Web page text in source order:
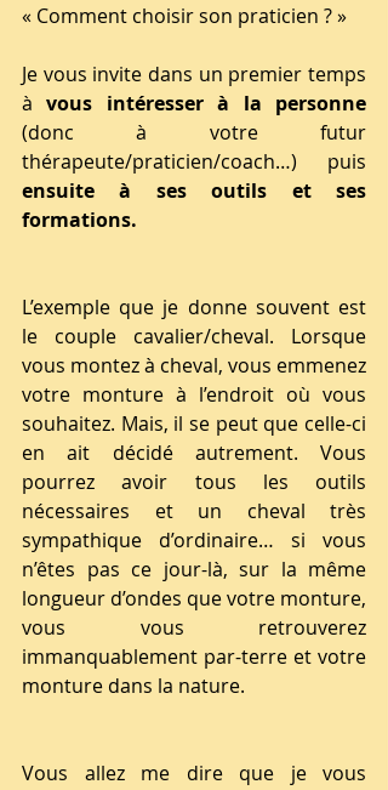
« Comment choisir son praticien ? »
Je vous invite dans un premier temps
à vous intéresser à la personne
(donc à votre futur
ensuite à ses outils et ses
formations.
L’exemple que je donne souvent est
le couple cavalier/cheval. Lorsque
vous montez à cheval, vous emmenez
votre monture à l’endroit où vous
souhaitez. Mais, il se peut que celle-ci
en ait décidé autrement. Vous
pourrez avoir tous les outils
nécessaires et un cheval très
sympathique d’ordinaire… si vous
n’êtes pas ce jour-là, sur la même
longueur d’ondes que votre monture,
vous vous retrouverez
immanquablement par-terre et votre
monture dans la nature.
Vous allez me dire que je vous